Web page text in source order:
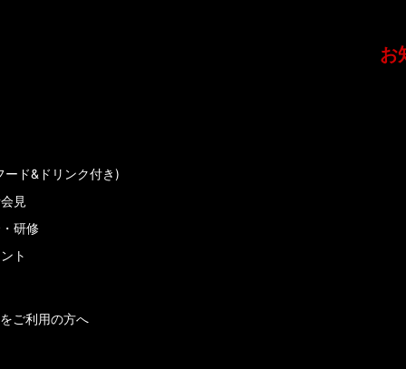
ード&ドリンク付き)
見
研修
ト
ご利用の方へ
お